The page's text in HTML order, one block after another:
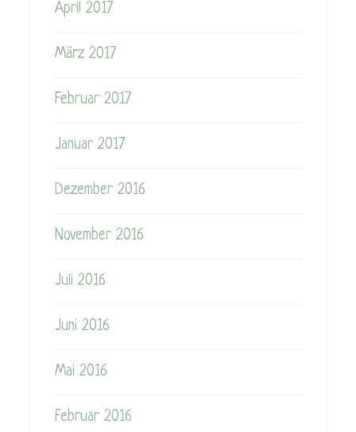
April 2017
März 2017
Februar 2017
Januar 2017
Dezember 2016
November 2016
Juli 2016
Juni 2016
Mai 2016
Februar 2016